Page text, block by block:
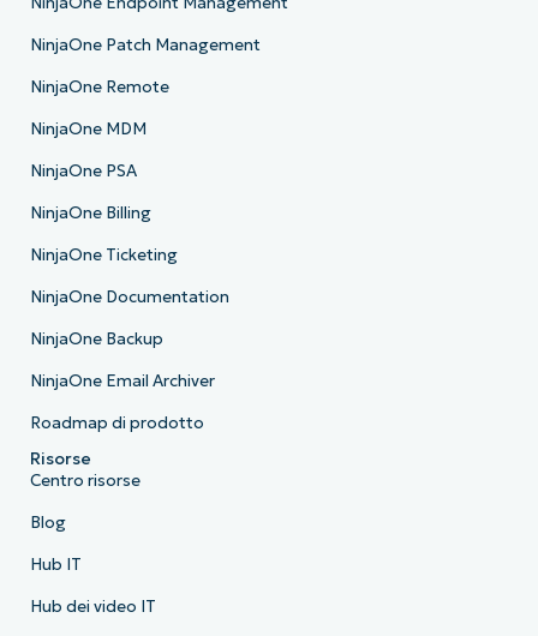
NinjaOne Patch Management
NinjaOne Remote
NinjaOne MDM
NinjaOne PSA
NinjaOne Billing
NinjaOne Ticketing
NinjaOne Documentation
NinjaOne Backup
NinjaOne Email Archiver
Roadmap di prodotto
Risorse
Centro risorse
Blog
Hub IT
Hub dei video IT